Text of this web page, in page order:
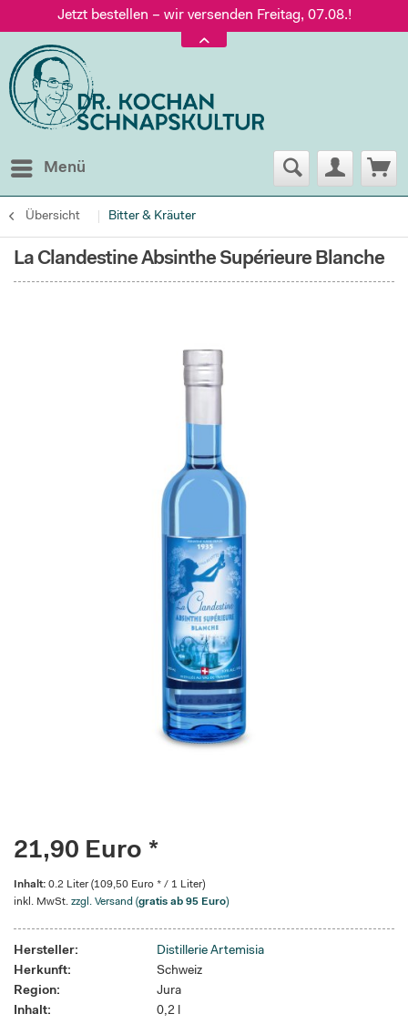
Jetzt bestellen – wir versenden Freitag, 07.08.!
Versand nur 5,60 €, gratis ab 95 € Warenwert
Jetzt bestellen – wir versenden Freitag, 07.08.!
Menü
Übersicht Bitter & Kräuter
La Clandestine Absinthe Supérieure Blanche
21,90 Euro *
Inhalt: 0.2 Liter (109,50 Euro * / 1 Liter)
inkl. MwSt. zzgl. Versand (gratis ab 95 Euro)
Hersteller:
Distillerie Artemisia
Herkunft:
Schweiz
Region:
Jura
Inhalt:
0,2 l